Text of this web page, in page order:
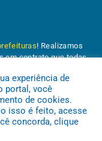
! Realizamos
em contrato que todas
Pública
experiência de
portal, você
de cookies.
isso é feito, acesse
concorda, clique